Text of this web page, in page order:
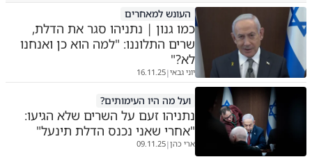
העונש למאחרים
כמו גנון | נתניהו סגר את הדלת,
שרים התלוננו: "למה הוא כן ואנחנו
לא?"
יוני גבאי|
16.11.25
ועל מה היו העימותים?
נתניהו זעם על השרים שלא הגיעו:
"אחרי שאני נכנס הדלת תינעל"
ארי כהן|
09.11.25